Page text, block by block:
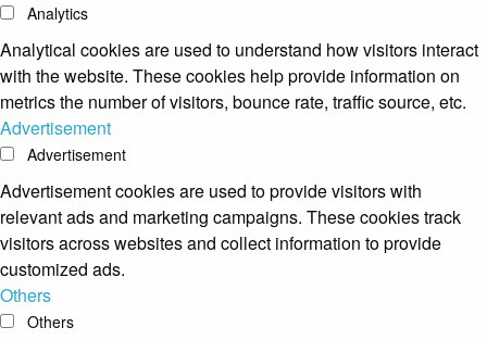
Analytics
Analytical cookies are used to understand how visitors interact
with the website. These cookies help provide information on
metrics the number of visitors, bounce rate, traffic source, etc.
Advertisement
Advertisement
Advertisement cookies are used to provide visitors with
relevant ads and marketing campaigns. These cookies track
visitors across websites and collect information to provide
customized ads.
Others
Others